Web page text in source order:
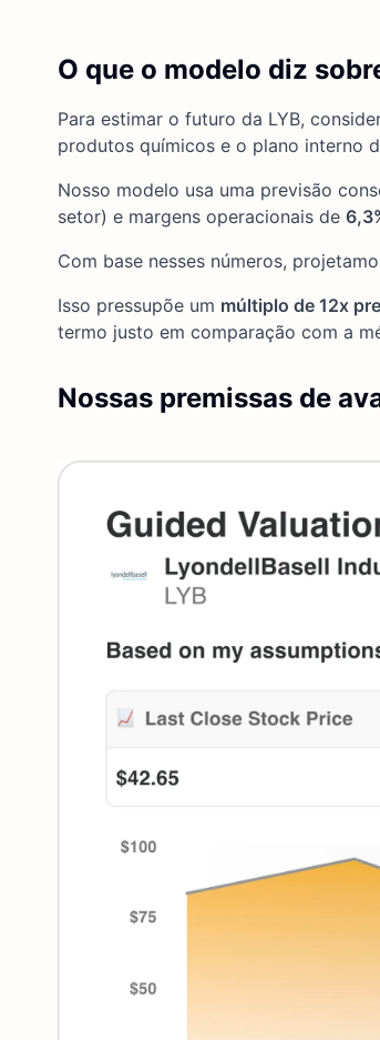
O que o modelo diz
Para estimar o futuro da LYB,
produtos químicos e o plano interno
Nosso modelo usa uma previsão
setor) e margens operacionais de
Com base nesses números,
Isso pressupõe um múltiplo de 12x
termo justo em comparação com a
Nossas premissas de